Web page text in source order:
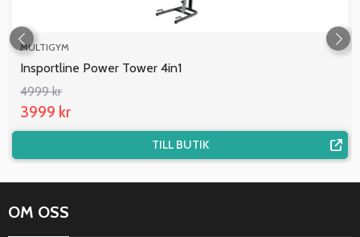
MULTIGYM
Insportline Power Tower 4in1
4999 kr
3999 kr
TILL BUTIK
OM OSS